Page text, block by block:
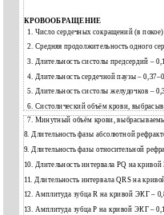
КРОВООБРАЩЕНИЕ
1. Число сердечных сокращений (в
2. Средняя продолжительность одного
3. Длительность систолы предсердий –
4. Длительность сердечной паузы –
5. Длительность систолы желудочков –
6. Систолический объём крови,
7. Минутный объём крови,
8. Длительность фазы абсолютной
9. Длительность фазы относительной
10. Длительность интервала PQ на
11. Длительность интервала QRS на
12. Амплитуда зубца R на кривой ЭКГ –
13. Амплитуда зубца Р на кривой ЭКГ –